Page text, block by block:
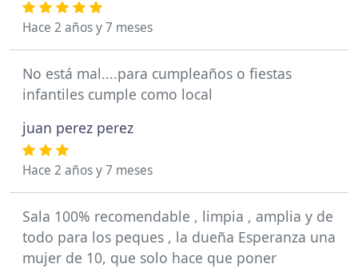
Hace 2 años y 7 meses
No está mal....para cumpleaños o fiestas
infantiles cumple como local
juan perez perez
Hace 2 años y 7 meses
Sala 100% recomendable , limpia , amplia y de
todo para los peques , la dueña Esperanza una
mujer de 10, que solo hace que poner